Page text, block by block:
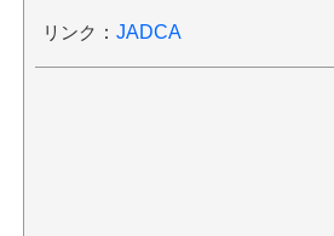
リンク ： JADCA